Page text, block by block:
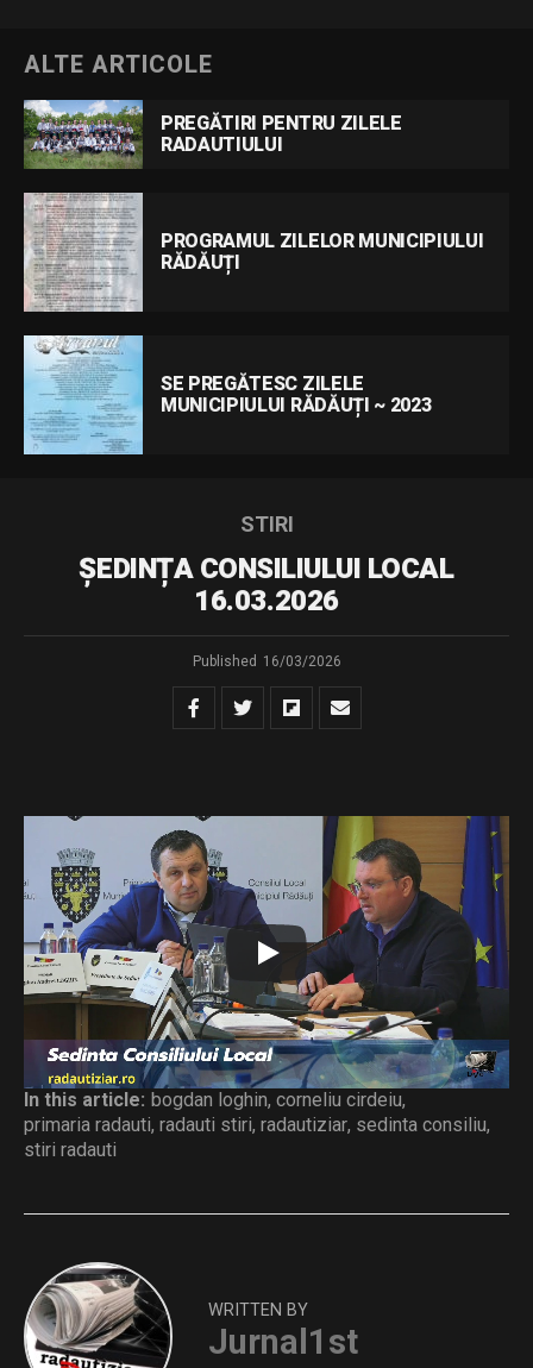
ALTE ARTICOLE
PREGĂTIRI PENTRU ZILELE
RADAUTIULUI
PROGRAMUL ZILELOR MUNICIPIULUI
RĂDĂUȚI
SE PREGĂTESC ZILELE
MUNICIPIULUI RĂDĂUȚI ~ 2023
STIRI
ȘEDINȚA CONSILIULUI LOCAL
16.03.2026
Published 16/03/2026
sedinta extraordinara din data de 16.03.2026
Download
Distribuie și tu
In this article: bogdan loghin, corneliu cirdeiu,
primaria radauti, radauti stiri, radautiziar, sedinta consiliu,
stiri radauti
WRITTEN BY
Jurnal1st